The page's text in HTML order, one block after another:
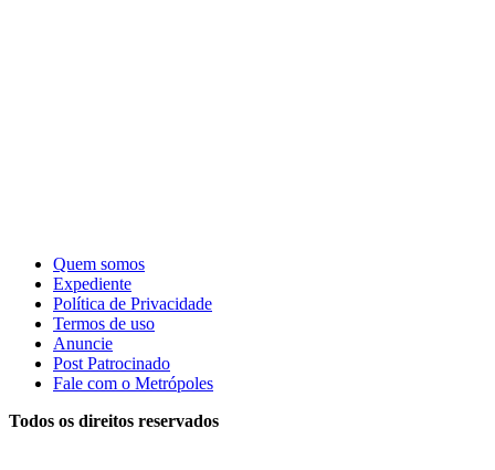
Quem somos
Expediente
Política de Privacidade
Termos de uso
Anuncie
Post Patrocinado
Fale com o Metrópoles
Todos os direitos reservados